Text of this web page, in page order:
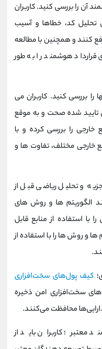
آن را بررسی کنید. کاربران
تحلیل کد، خطاها و آسیب
کنند و همچنین با مطالعه
هوشمند را به طور
را بررسی کنید. کاربران می
تایید شده صحت و به موقع
خارجی را بررسی کرده و با
خارجی مختلف، تفاوت ها و
و تحلیل ریاضی قبل از
الگوریتم ها و روش های
با استفاده از منابع قابل
ها و روش ها را با استفاده از
کیف پول‌های سخت‌افزاری
سخت‌افزاری امن ذخیره
محافظت می‌کنند.
معتبر؛ کاربران باید از